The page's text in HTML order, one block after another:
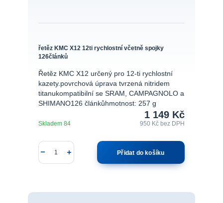
řetěz KMC X12 12ti rychlostní včetně spojky
126článků
Řetěz KMC X12 určený pro 12-ti rychlostní
kazety.povrchová úprava tvrzená nitridem
titanukompatibilní se SRAM, CAMPAGNOLO a
SHIMANO126 článkůhmotnost: 257 g
1 149 Kč
950 Kčbez DPH
Skladem 84
Přidat do košíku